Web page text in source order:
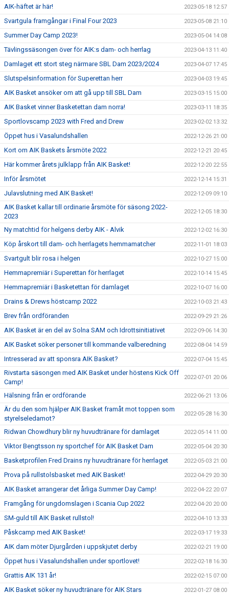
AIK-häftet är här! 2023-05-18 12:57
Svartgula framgångar i Final Four 2023 2023-05-08 21:10
Summer Day Camp 2023! 2023-05-04 14:08
Tävlingssäsongen över för AIK:s dam- och herrlag 2023-04-13 11:40
Damlaget ett stort steg närmare SBL Dam 2023/2024 2023-04-07 17:45
Slutspelsinformation för Superettan herr 2023-04-03 19:45
AIK Basket ansöker om att gå upp till SBL Dam 2023-03-15 15:00
AIK Basket vinner Basketettan dam norra! 2023-03-11 18:35
Sportlovscamp 2023 with Fred and Drew 2023-02-02 13:32
Öppet hus i Vasalundshallen 2022-12-26 21:00
Kort om AIK Baskets årsmöte 2022 2022-12-21 20:45
Här kommer årets julklapp från AIK Basket! 2022-12-20 22:55
Inför årsmötet 2022-12-14 15:31
Julavslutning med AIK Basket! 2022-12-09 09:10
AIK Basket kallar till ordinarie årsmöte för säsong 2022-
2023
2022-12-05 18:30
Ny matchtid för helgens derby AIK - Alvik 2022-12-02 16:30
Köp årskort till dam- och herrlagets hemmamatcher 2022-11-01 18:03
Svartgult blir rosa i helgen 2022-10-27 15:00
Hemmapremiär i Superettan för herrlaget 2022-10-14 15:45
Hemmapremiär i Basketettan för damlaget 2022-10-07 16:00
Drains & Drews höstcamp 2022 2022-10-03 21:43
Brev från ordföranden 2022-09-29 21:26
AIK Basket är en del av Solna SAM och Idrottsinitiativet 2022-09-06 14:30
AIK Basket söker personer till kommande valberedning 2022-08-04 14:59
Intresserad av att sponsra AIK Basket? 2022-07-04 15:45
Rivstarta säsongen med AIK Basket under höstens Kick Off
Camp!
2022-07-01 20:06
Hälsning från er ordförande 2022-06-21 13:06
Är du den som hjälper AIK Basket framåt mot toppen som
styrelseledamot?
2022-05-28 16:30
Ridwan Chowdhury blir ny huvudtränare för damlaget 2022-05-14 11:00
Viktor Bengtsson ny sportchef för AIK Basket Dam 2022-05-04 20:30
Basketprofilen Fred Drains ny huvudtränare för herrlaget 2022-05-03 21:00
Prova på rullstolsbasket med AIK Basket! 2022-04-29 20:30
AIK Basket arrangerar det årliga Summer Day Camp! 2022-04-22 20:07
Framgång för ungdomslagen i Scania Cup 2022 2022-04-20 20:00
SM-guld till AIK Basket rullstol! 2022-04-10 13:33
Påskcamp med AIK Basket! 2022-03-17 19:33
AIK dam möter Djurgården i uppskjutet derby 2022-02-21 19:00
Öppet hus i Vasalundshallen under sportlovet! 2022-02-18 16:30
Grattis AIK 131 år! 2022-02-15 07:00
AIK Basket söker ny huvudtränare för AIK Stars 2022-01-27 08:00